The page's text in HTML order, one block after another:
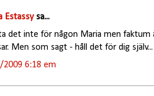
Estassysa...
det inte för någon Maria men faktum
Men som sagt - håll det för dig själv...
2009 6:18 em